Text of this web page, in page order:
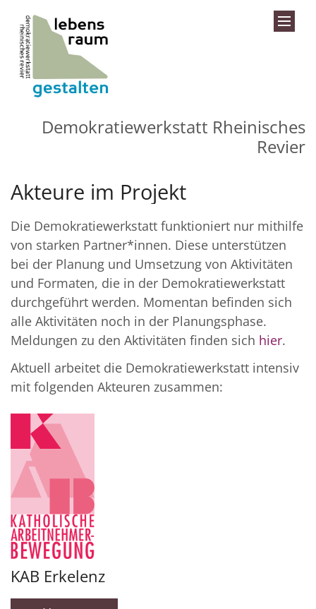
Demokratiewerkstatt Rheinisches
Revier
Akteure im Projekt
Die Demokratiewerkstatt funktioniert nur mithilfe
von starken Partner*innen. Diese unterstützen
bei der Planung und Umsetzung von Aktivitäten
und Formaten, die in der Demokratiewerkstatt
durchgeführt werden. Momentan befinden sich
alle Aktivitäten noch in der Planungsphase.
Meldungen zu den Aktivitäten finden sich hier.
Aktuell arbeitet die Demokratiewerkstatt intensiv
mit folgenden Akteuren zusammen:
KAB Erkelenz